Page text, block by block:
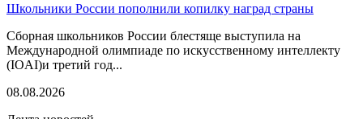
Школьники России пополнили копилку наград страны
Сборная школьников России блестяще выступила на
Международной олимпиаде по искусственному интеллекту
(IOAI)и третий год...
08.08.2026